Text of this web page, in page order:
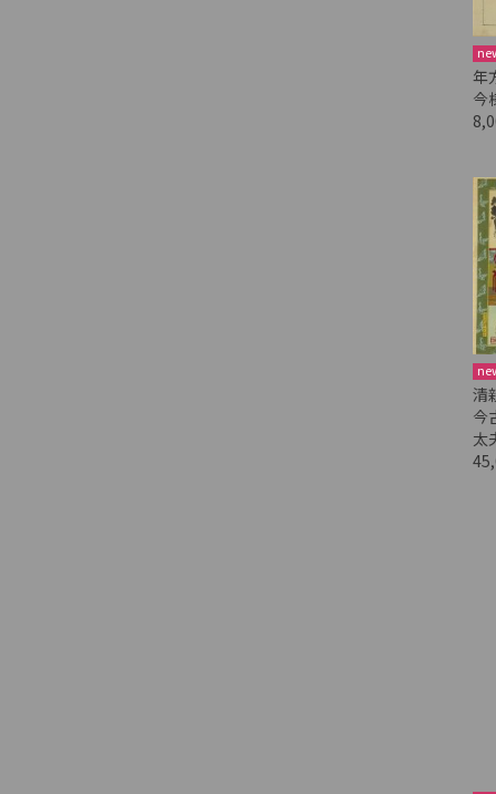
年
今
清
今
太